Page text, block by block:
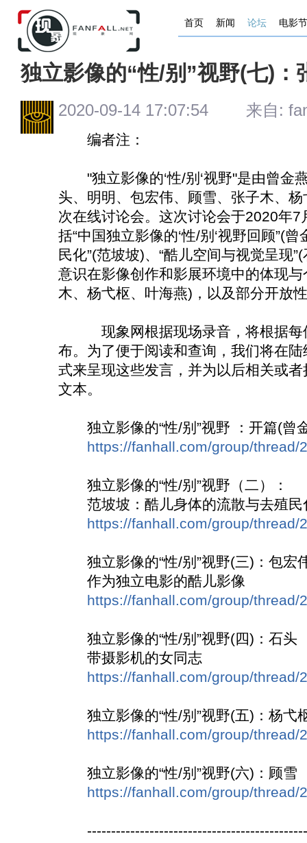
首页 新闻 论坛 电影节
独立影像的“性/别”视野(七)：
2020-09-14 17:07:54 来自:
编者注：
"独立影像的‘性/别‘视野"是由曾金
头、明明、包宏伟、顾雪、张子木、
次在线讨论会。这次讨论会于2020年
括“中国独立影像的‘性/别‘视野回顾”(
民化”(范坡坡)、“酷儿空间与视觉呈现
意识在影像创作和影展环境中的体现
木、杨弋枢、叶海燕)，以及部分开放
现象网根据现场录音，将根据每
布。为了便于阅读和查询，我们将在
式来呈现这些发言，并为以后相关或
文本。
独立影像的“性/别”视野 ：开篇(曾
https://fanhall.com/group/thread/
独立影像的“性/别”视野（二）：
范坡坡：酷儿身体的流散与去殖民
https://fanhall.com/group/thread/
独立影像的“性/别”视野(三)：包宏
作为独立电影的酷儿影像
https://fanhall.com/group/thread/
独立影像的“性/别”视野(四)：石头
带摄影机的女同志
https://fanhall.com/group/thread/
独立影像的“性/别”视野(五)：杨弋
https://fanhall.com/group/thread/
独立影像的“性/别”视野(六)：顾雪
https://fanhall.com/group/thread/